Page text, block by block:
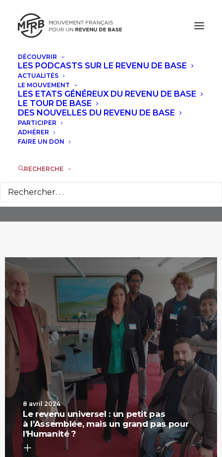
DÉCOUVRIR
LES PODCASTS SUR LE REVENU DE BASE
ACTUALITÉS
LE MOUVEMENT
LES ETATS GÉNÉREUX DU REVENU DE BASE
LE TOUR DE BASE
DES NOUVELLES DU REVENU DE BASE
PARTICIPER
ADHÉRER
FAIRE UN DON
RECHERCHE
8 avril 2024
Le revenu universel : un petit pas
à l’Assemblée, mais un grand pas pour
l’Humanité ?